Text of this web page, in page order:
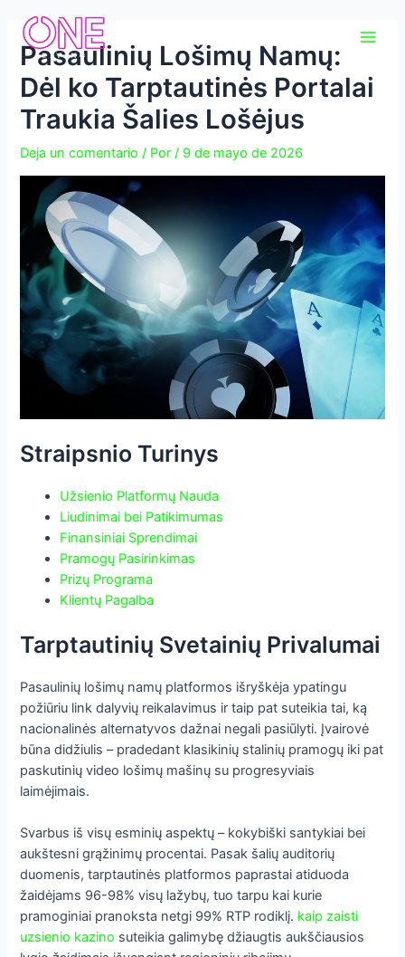
contenido
Pasaulinių Lošimų Namų:
Dėl ko Tarptautinės Portalai
Traukia Šalies Lošėjus
Deja un comentario / Por/ 9 de mayo de 2026
Straipsnio Turinys
Užsienio Platformų Nauda
Liudinimai bei Patikimumas
Finansiniai Sprendimai
Pramogų Pasirinkimas
Prizų Programa
Klientų Pagalba
Tarptautinių Svetainių Privalumai
Pasaulinių lošimų namų platformos išryškėja ypatingu
požiūriu link dalyvių reikalavimus ir taip pat suteikia tai, ką
nacionalinės alternatyvos dažnai negali pasiūlyti. Įvairovė
būna didžiulis – pradedant klasikinių stalinių pramogų iki pat
paskutinių video lošimų mašinų su progresyviais
laimėjimais.
Svarbus iš visų esminių aspektų – kokybiški santykiai bei
aukštesni grąžinimų procentai. Pasak šalių auditorių
duomenis, tarptautinės platformos paprastai atiduoda
žaidėjams 96-98% visų lažybų, tuo tarpu kai kurie
pramoginiai pranoksta netgi 99% RTP rodiklį. kaip zaisti
uzsienio kazino suteikia galimybę džiaugtis aukščiausios
de
entradas